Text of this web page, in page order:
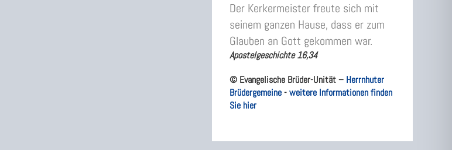
Der Kerkermeister freute sich mit
seinem ganzen Hause, dass er zum
Glauben an Gott gekommen war.
Apostelgeschichte 16,34
© Evangelische Brüder-Unität – Herrnhuter
Brüdergemeine-weitere Informationen finden
Sie hier